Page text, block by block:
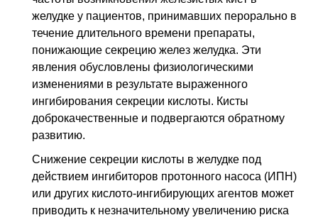
желудке у пациентов, принимавших перорально в
течение длительного времени препараты,
понижающие секрецию желез желудка. Эти
явления обу­словлены физиологическими
изменениями в результате выраженного
ингибиро­вания секреции кислоты. Кисты
доброкачественные и подвергаются обратному
развитию.
Снижение секреции кислоты в желудке под
действием ингибиторов протонного насоса (ИПН)
или других кислото-ингибирующих агентов может
приводить к незначительному увеличению риска